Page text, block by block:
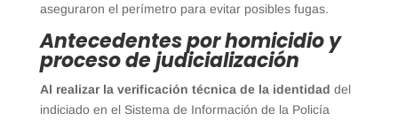
aseguraron el perímetro para evitar posibles fugas.
Antecedentes por homicidio y
proceso de judicialización
Al realizar la verificación técnica de la identidad del
indiciado en el Sistema de Información de la Policía